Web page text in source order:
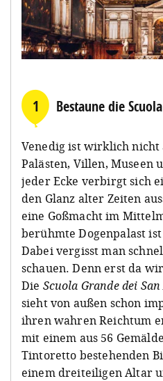
1 Bestaune die
Venedig ist wirklich
Palästen, Villen, Museen
jeder Ecke verbirgt sich
den Glanz alter Zeiten
eine Goßmacht im
berühmte Dogenpalast
Dabei vergisst man
schauen. Denn erst da
Die Scuola Grande dei San
sieht von außen schon
ihren wahren Reichtum
mit einem aus 56
Tintoretto bestehenden
einem dreiteiligen Altar